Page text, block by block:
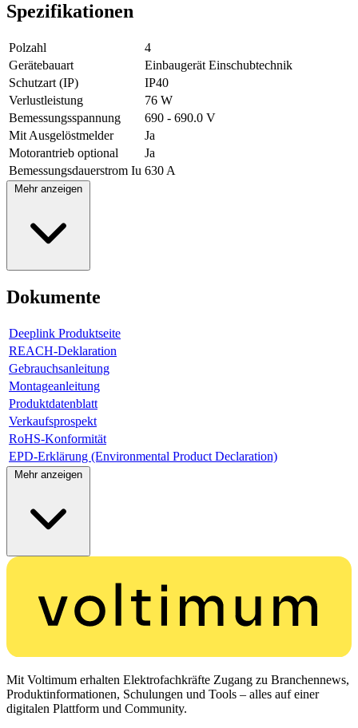
Spezifikationen
Polzahl
4
Gerätebauart
Einbaugerät Einschubtechnik
Schutzart (IP)
IP40
Verlustleistung
76 W
Bemessungsspannung
690 - 690.0 V
Mit Ausgelöstmelder
Ja
Motorantrieb optional
Ja
Bemessungsdauerstrom Iu 630 A
Mehr anzeigen
Dokumente
Deeplink Produktseite
REACH-Deklaration
Gebrauchsanleitung
Montageanleitung
Produktdatenblatt
Verkaufsprospekt
RoHS-Konformität
EPD-Erklärung (Environmental Product Declaration)
Mehr anzeigen
Mit Voltimum erhalten Elektrofachkräfte Zugang zu Branchennews,
Produktinformationen, Schulungen und Tools – alles auf einer
digitalen Plattform und Community.